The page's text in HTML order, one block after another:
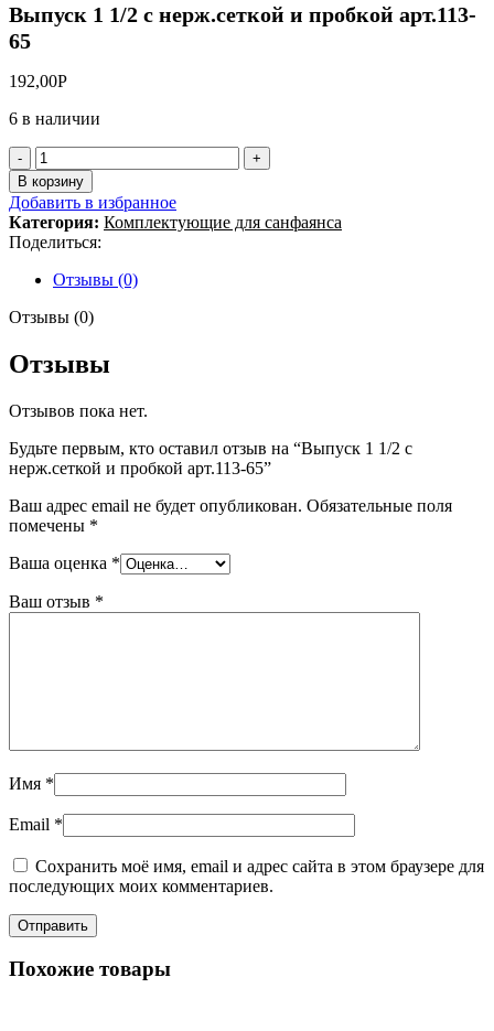
Выпуск 1 1/2 с нерж.сеткой и пробкой арт.113-
65
192,00Р
6 в наличии
Количество
товара
Выпуск
1
1/2
с
нерж.сеткой
пробкой
В корзину
Добавить в избранное
Категория: Комплектующие для санфаянса
Поделиться:
Отзывы (0)
Отзывы (0)
Отзывы
Отзывов пока нет.
Будьте первым, кто оставил отзыв на “Выпуск 1 1/2 с
нерж.сеткой и пробкой арт.113-65”
Ваш адрес email не будет опубликован. Обязательные поля
помечены *
Ваша оценка *
Ваш отзыв *
Имя *
Email *
Сохранить моё имя, email и адрес сайта в этом браузере для
последующих моих комментариев.
Похожие товары